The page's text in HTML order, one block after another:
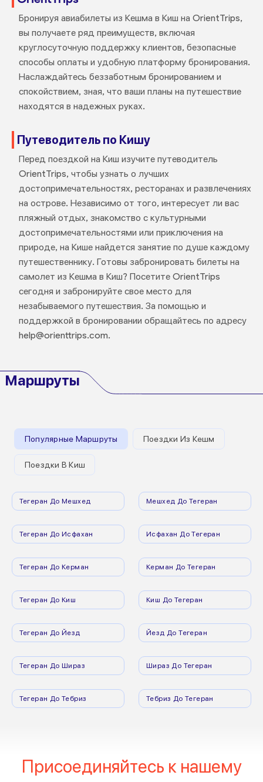
Бронируя авиабилеты из Кешма в Киш на OrientTrips,
вы получаете ряд преимуществ, включая
круглосуточную поддержку клиентов, безопасные
способы оплаты и удобную платформу бронирования.
Наслаждайтесь беззаботным бронированием и
спокойствием, зная, что ваши планы на путешествие
находятся в надежных руках.
Путеводитель по Кишу
Перед поездкой на Киш изучите путеводитель
OrientTrips, чтобы узнать о лучших
достопримечательностях, ресторанах и развлечениях
на острове. Независимо от того, интересует ли вас
пляжный отдых, знакомство с культурными
достопримечательностями или приключения на
природе, на Кише найдется занятие по душе каждому
путешественнику. Готовы забронировать билеты на
самолет из Кешма в Киш? Посетите OrientTrips
сегодня и забронируйте свое место для
незабываемого путешествия. За помощью и
поддержкой в бронировании обращайтесь по адресу
help@orienttrips.com.
Маршруты
Популярные Маршруты Поездки Из Кешм
Поездки В Киш
Тегеран До Мешхед Мешхед До Тегеран
Тегеран До Исфахан Исфахан До Тегеран
Тегеран До Керман Керман До Тегеран
Тегеран До Киш Киш До Тегеран
Тегеран До Йезд Йезд До Тегеран
Тегеран До Шираз Шираз До Тегеран
Тегеран До Тебриз Тебриз До Тегеран
Присоединяйтесь к нашему